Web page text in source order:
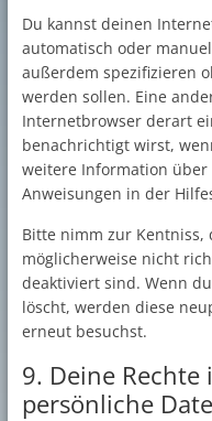
Du kannst deinen
automatisch oder
außerdem spezifizieren
werden sollen. Eine
Internetbrowser derart
benachrichtigt wirst,
weitere Information über
Anweisungen in der
Bitte nimm zur Kentniss,
möglicherweise nicht
deaktiviert sind. Wenn
löscht, werden diese
erneut besuchst.
9. Deine Rechte
persönliche